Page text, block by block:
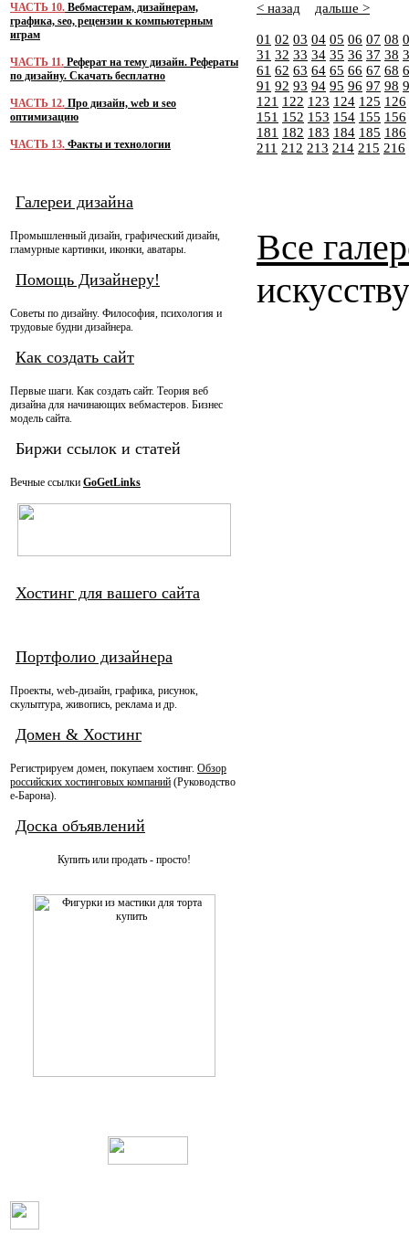
ЧАСТЬ 10. Вебмастерам, дизайнерам,
графика, seo, рецензии к компьютерным
играм
ЧАСТЬ 11. Реферат на тему дизайн. Рефераты
по дизайну. Скачать бесплатно
ЧАСТЬ 12. Про дизайн, web и seo
оптимизацию
ЧАСТЬ 13. Факты и технологии
Галереи дизайна
Промышленный дизайн, графический дизайн,
гламурные картинки, иконки, аватары.
Помощь Дизайнеру!
Советы по дизайну. Философия, психология и
трудовые будни дизайнера.
Как создать сайт
Первые шаги. Как создать сайт. Теория веб
дизайна для начинающих вебмастеров. Бизнес
модель сайта.
Биржи ссылок и статей
Вечные ссылки GoGetLinks
Хостинг для вашего сайта
Портфолио дизайнера
Проекты, web-дизайн, графика, рисунок,
скульптура, живопись, реклама и др.
Домен & Хостинг
Регистрируем домен, покупаем хостинг. Обзор
российских хостинговых компаний (Руководство
e-Барона).
Доска объявлений
Купить или продать - просто!
< назад дальше >
01 02 03 04 05 06 07 08
31 32 33 34 35 36 37 38
61 62 63 64 65 66 67 68
91 92 93 94 95 96 97 98
121 122 123 124 125 126
151 152 153 154 155 156
181 182 183 184 185 186
211 212 213 214 215 216
Все